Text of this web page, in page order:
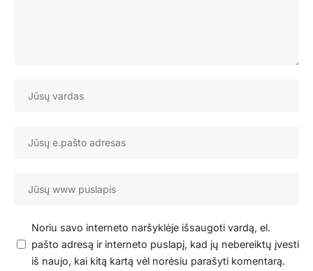
Noriu savo interneto naršyklėje išsaugoti vardą, el.
pašto adresą ir interneto puslapį, kad jų nebereiktų įvesti
iš naujo, kai kitą kartą vėl norėsiu parašyti komentarą.